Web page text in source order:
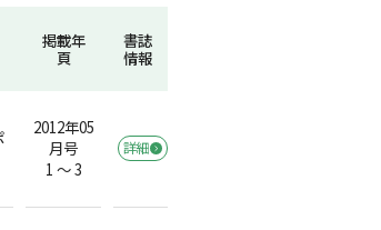
掲載年
頁
書誌
情報
2012年05
月号
1 ～ 3
詳細